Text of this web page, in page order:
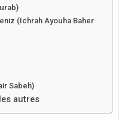
(Ichrah Ayouha Baher
Sabeh)
autres